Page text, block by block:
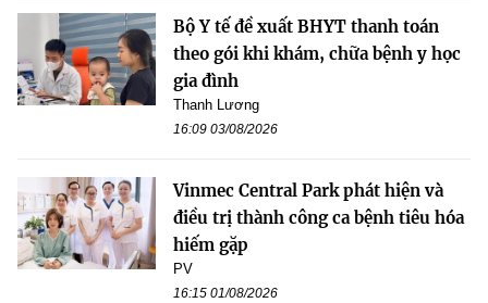
Bộ Y tế đề xuất BHYT thanh toán
theo gói khi khám, chữa bệnh y học
gia đình
Thanh Lương
16:09 03/08/2026
Vinmec Central Park phát hiện và
điều trị thành công ca bệnh tiêu hóa
hiếm gặp
PV
16:15 01/08/2026